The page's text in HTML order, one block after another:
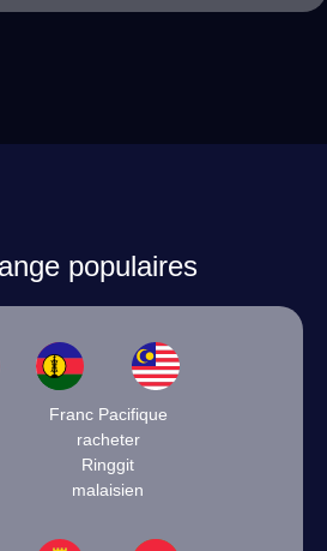
populaires
Franc Pacifique
racheter
Ringgit
malaisien